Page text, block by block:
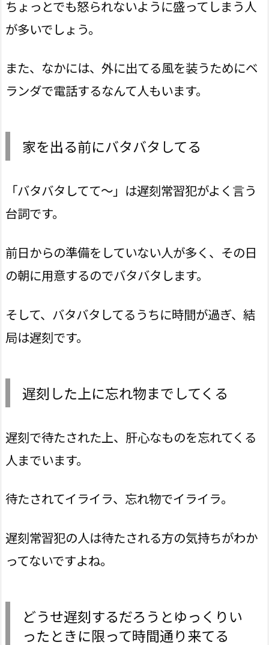
ちょっとでも怒られないように盛ってしまう人
が多いでしょう。
また、なかには、外に出てる風を装うためにベ
ランダで電話するなんて人もいます。
家を出る前にバタバタしてる
「バタバタしてて～」は遅刻常習犯がよく言う
台詞です。
前日からの準備をしていない人が多く、その日
の朝に用意するのでバタバタします。
そして、バタバタしてるうちに時間が過ぎ、結
局は遅刻です。
遅刻した上に忘れ物までしてくる
遅刻で待たされた上、肝心なものを忘れてくる
人までいます。
待たされてイライラ、忘れ物でイライラ。
遅刻常習犯の人は待たされる方の気持ちがわか
ってないですよね。
どうせ遅刻するだろうとゆっくりい
ったときに限って時間通り来てる